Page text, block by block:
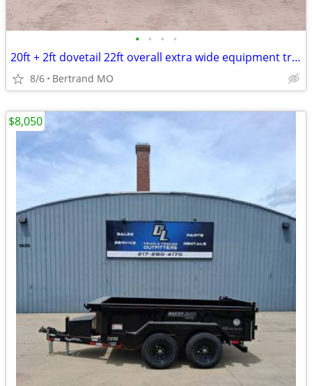
• • • •
20ft + 2ft dovetail 22ft overall extra wide equipment trailer
8/6 Bertrand MO
$8,050